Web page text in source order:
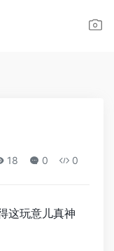
18 0 0
这玩意儿真神